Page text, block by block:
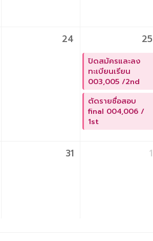
24 25
ปิดสมัครและลง
ทะเบียนเรียน
003,005 /2nd
ตัดรายชื่อสอบ
final 004,006 /
1st
31 1